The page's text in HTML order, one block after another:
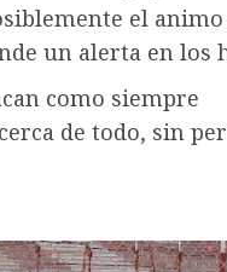
el animo
un alerta en los
como siempre
de todo, sin